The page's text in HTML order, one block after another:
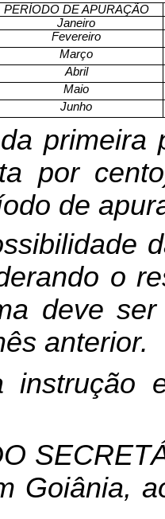
PERÍODO DE APURAÇÃO
Janeiro
Fevereiro
Março
Abril
Maio
Junho
primeira
por
de
o
deve
anterior.
instrução
Goiânia,